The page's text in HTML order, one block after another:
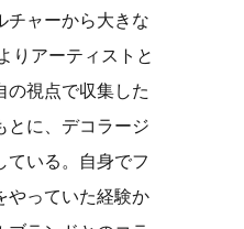
チャーから大きな
りアーティストと
の視点で収集した
とに、デコラージ
ている。自身でフ
やっていた経験か